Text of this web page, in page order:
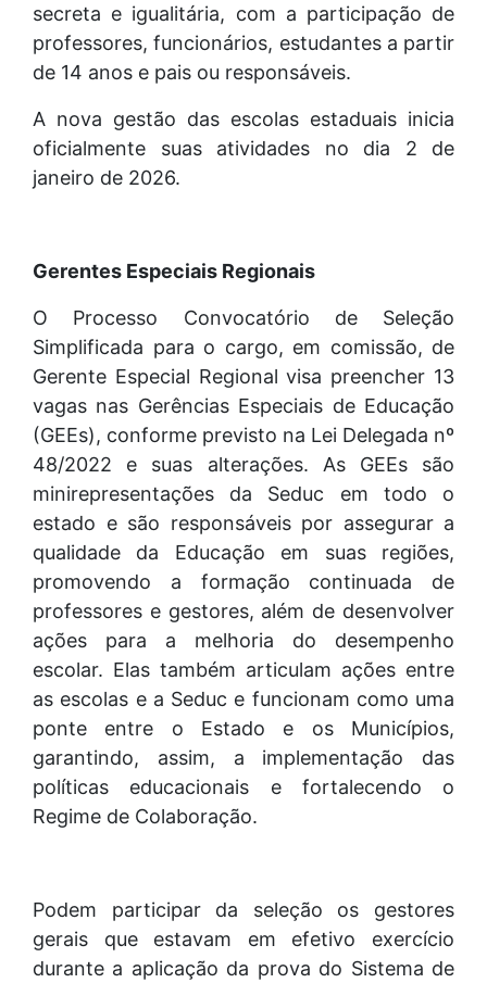
secreta e igualitária, com a participação de
professores, funcionários, estudantes a partir
de 14 anos e pais ou responsáveis.
A nova gestão das escolas estaduais inicia
oficialmente suas atividades no dia 2 de
janeiro de 2026.
Gerentes Especiais Regionais
O Processo Convocatório de Seleção
Simplificada para o cargo, em comissão, de
Gerente Especial Regional visa preencher 13
vagas nas Gerências Especiais de Educação
(GEEs), conforme previsto na Lei Delegada nº
48/2022 e suas alterações. As GEEs são
minirepresentações da Seduc em todo o
estado e são responsáveis por assegurar a
qualidade da Educação em suas regiões,
promovendo a formação continuada de
professores e gestores, além de desenvolver
ações para a melhoria do desempenho
escolar. Elas também articulam ações entre
as escolas e a Seduc e funcionam como uma
ponte entre o Estado e os Municípios,
garantindo, assim, a implementação das
políticas educacionais e fortalecendo o
Regime de Colaboração.
Podem participar da seleção os gestores
gerais que estavam em efetivo exercício
durante a aplicação da prova do Sistema de